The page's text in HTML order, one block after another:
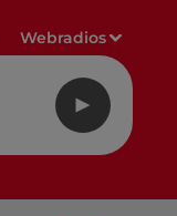
Webradios